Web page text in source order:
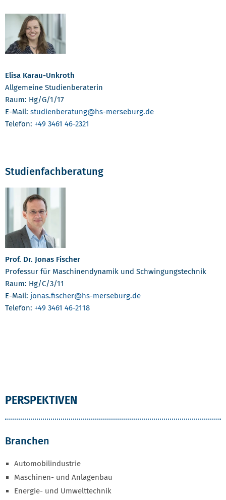
Elisa Karau-Unkroth
Allgemeine Studienberaterin
Raum: Hg/G/1/17
E-Mail: studienberatung@hs-merseburg.de
Telefon: +49 3461 46-2321
Studienfachberatung
Prof. Dr. Jonas Fischer
Professur für Maschinendynamik und Schwingungstechnik
Raum: Hg/C/3/11
E-Mail: jonas.fischer@hs-merseburg.de
Telefon: +49 3461 46-2118
PERSPEKTIVEN
Branchen
Automobilindustrie
Maschinen- und Anlagenbau
Energie- und Umwelttechnik